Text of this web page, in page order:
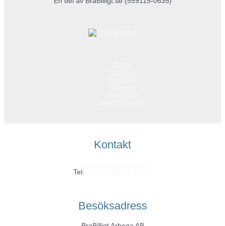
Kontakt
Tel:
Besöksadress